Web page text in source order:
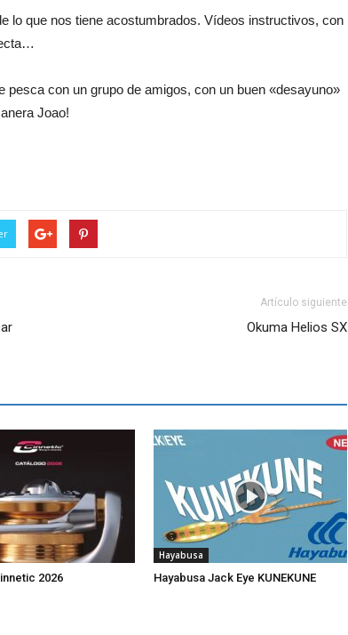
lo que nos tiene acostumbrados. Vídeos instructivos, con
pesca con un grupo de amigos, con un buen «desayuno»
Joao!
Artículo siguiente
Okuma Helios SX
2026
Hayabusa
Hayabusa Jack Eye KUNEKUNE